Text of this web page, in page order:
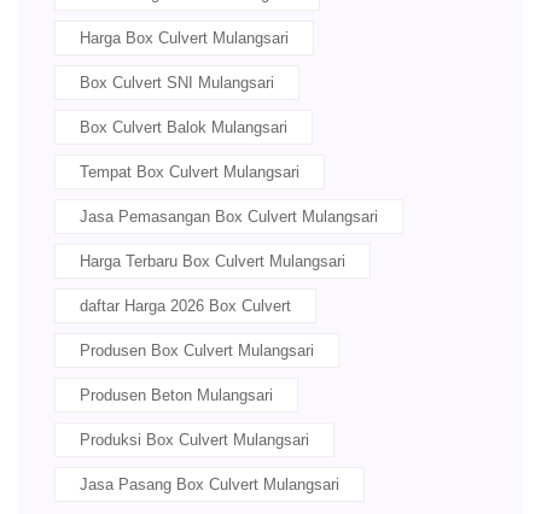
Harga Box Culvert Mulangsari
Box Culvert SNI Mulangsari
Box Culvert Balok Mulangsari
Tempat Box Culvert Mulangsari
Jasa Pemasangan Box Culvert Mulangsari
Harga Terbaru Box Culvert Mulangsari
daftar Harga 2026 Box Culvert
Produsen Box Culvert Mulangsari
Produsen Beton Mulangsari
Produksi Box Culvert Mulangsari
Jasa Pasang Box Culvert Mulangsari